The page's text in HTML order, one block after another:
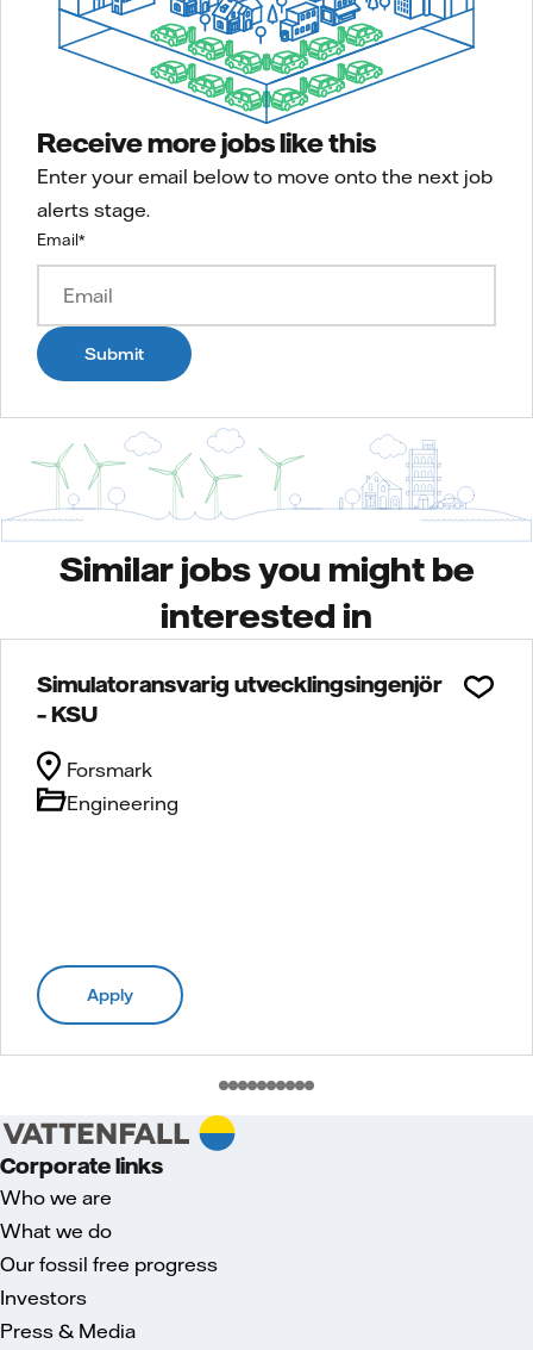
Receive more jobs like this
Enter your email below to move onto the next job
alerts stage.
Email*
Submit
Similar jobs you might be
interested in
Simulatoransvarig utvecklingsingenjör
– KSU
Engineering
Forsmark
Apply
Corporate links
Who we are
What we do
Our fossil free progress
Investors
Press & Media